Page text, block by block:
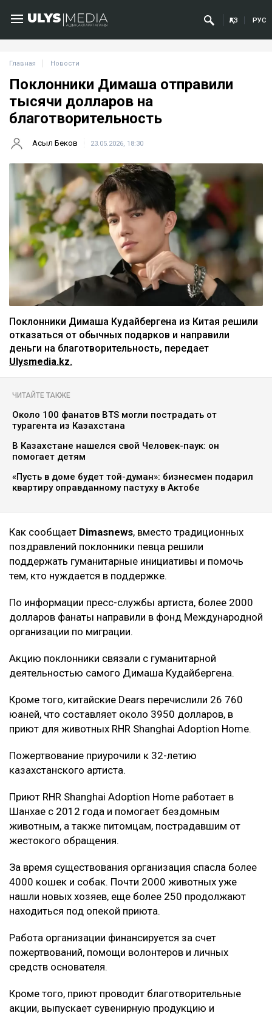
ҚАЗ РУС
Главная Новости
Поклонники Димаша отправили
тысячи долларов на
благотворительность
Асыл Беков 23.05.2026, 18:30
Поклонники Димаша Кудайбергена из Китая решили
отказаться от обычных подарков и направили
деньги на благотворительность, передает
Ulysmedia.kz.
ЧИТАЙТЕ ТАКЖЕ
Около 100 фанатов BTS могли пострадать от
турагента из Казахстана
В Казахстане нашелся свой Человек-паук: он
помогает детям
«Пусть в доме будет той-думан»: бизнесмен подарил
квартиру оправданному пастуху в Актобе
Как сообщает Dimasnews, вместо традиционных
поздравлений поклонники певца решили
поддержать гуманитарные инициативы и помочь
тем, кто нуждается в поддержке.
По информации пресс-службы артиста, более 2000
долларов фанаты направили в фонд Международной
организации по миграции.
Акцию поклонники связали с гуманитарной
деятельностью самого Димаша Кудайбергена.
Кроме того, китайские Dears перечислили 26 760
юаней, что составляет около 3950 долларов, в
приют для животных RHR Shanghai Adoption Home.
Пожертвование приурочили к 32-летию
казахстанского артиста.
Приют RHR Shanghai Adoption Home работает в
Шанхае с 2012 года и помогает бездомным
животным, а также питомцам, пострадавшим от
жестокого обращения.
За время существования организация спасла более
4000 кошек и собак. Почти 2000 животных уже
нашли новых хозяев, еще более 250 продолжают
находиться под опекой приюта.
Работа организации финансируется за счет
пожертвований, помощи волонтеров и личных
средств основателя.
Кроме того, приют проводит благотворительные
акции, выпускает сувенирную продукцию и